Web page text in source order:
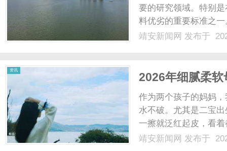
要的研究领域。特别
料优劣的重要标准之
能和广泛的适用性，
靖安新闻网 发布于
资讯
2026年细腻柔
作为两个孩子的妈妈
水不破。尤其是二宝
一擦就泛红起皮，看
较好的6款纸巾，从荧
靖安新闻网 发布于